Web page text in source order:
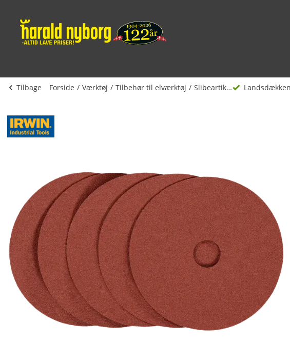
Tilbage Forside Værktøj Tilbehør til elværktøj Slibeartikler